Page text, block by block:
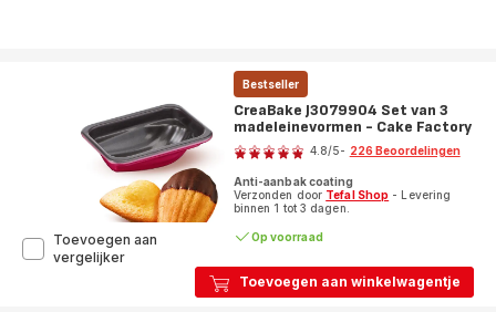
Toevoegen aan winkelwagentje
Bestseller
CreaBake J3079904 Set van 3
madeleinevormen - Cake Factory
Beoordeling
4.8/5- 226 Beoordelingen
Anti-aanbak coating
Verzonden door Tefal Shop - Levering
binnen 1 tot 3 dagen.
Op voorraad
Toevoegen aan
vergelijkerCreaBake